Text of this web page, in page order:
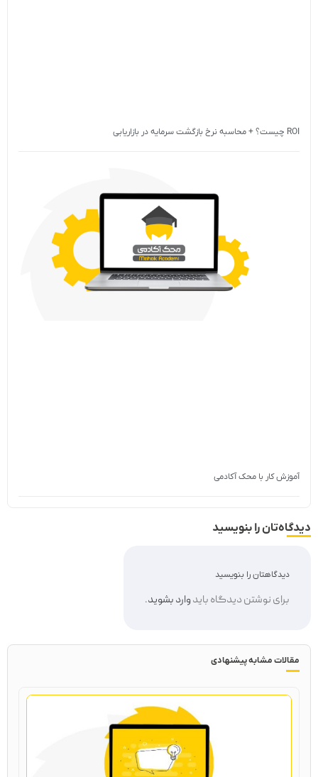
ROI چیست؟ + محاسبه نرخ بازگشت سرمایه در بازاریابی
آموزش کار با محک آکادمی
دیدگاه‌تان را بنویسید
دیدگاهتان را بنویسید
برای نوشتن دیدگاه بایدوارد بشوید.
مقالات مشابه پیشنهادی